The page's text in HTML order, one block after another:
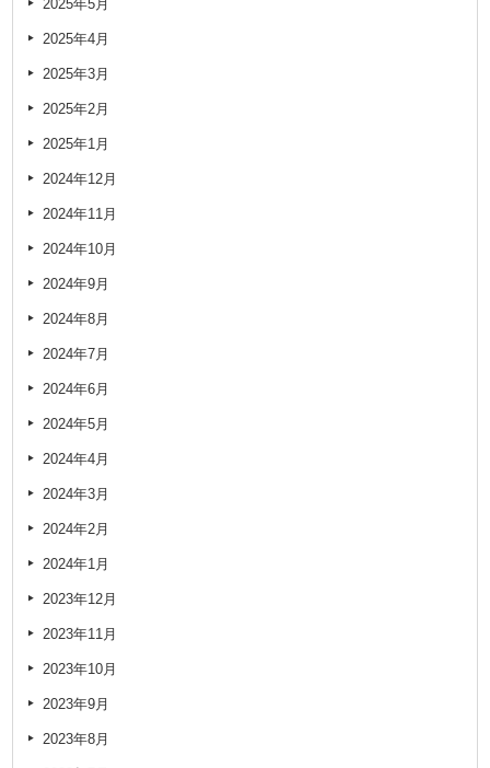
2025年5月
2025年4月
2025年3月
2025年2月
2025年1月
2024年12月
2024年11月
2024年10月
2024年9月
2024年8月
2024年7月
2024年6月
2024年5月
2024年4月
2024年3月
2024年2月
2024年1月
2023年12月
2023年11月
2023年10月
2023年9月
2023年8月